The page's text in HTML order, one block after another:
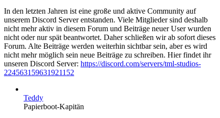
In den letzten Jahren ist eine große und aktive Community auf
unserem Discord Server entstanden. Viele Mitglieder sind deshalb
nicht mehr aktiv in diesem Forum und Beiträge neuer User wurden
nicht oder nur spät beantwortet. Daher schließen wir ab sofort dieses
Forum. Alte Beiträge werden weiterhin sichtbar sein, aber es wird
nicht mehr möglich sein neue Beiträge zu schreiben. Hier findet ihr
unseren Discord Server: https://discord.com/servers/tml-studios-
224563159631921152
Teddy
Papierboot-Kapitän